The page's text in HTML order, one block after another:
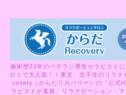
施術歴23年のベテラン男性セラピスト
ロミで大人気！！東京、北千住のリラ
covery（からだリカバリー）の「公式
ラピストが直接、リラクゼーション・